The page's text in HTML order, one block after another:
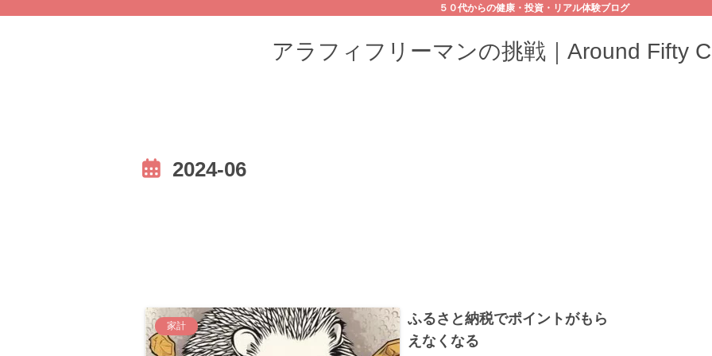
５０代からの健康・投資・リアル体験ブログ
アラフィフリーマンの挑戦｜Around Fifty
2024-06
家計
ふるさと納税でポイントがもら
えなくなる